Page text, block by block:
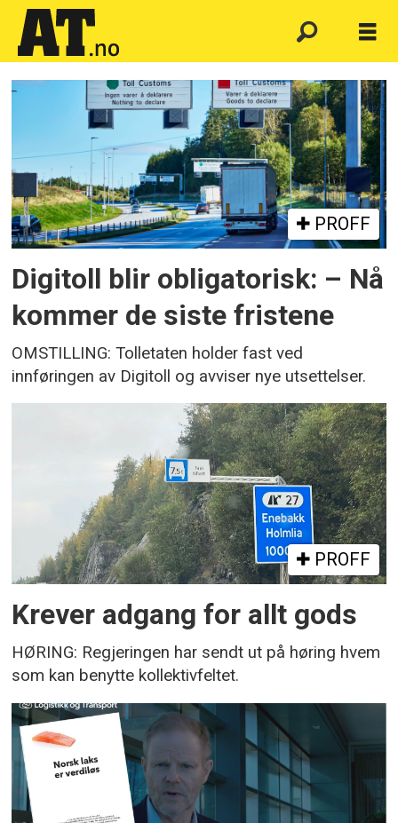
Emne:
nho
logistikk
og
transport
PROFF
Digitoll blir obligatorisk: – Nå
kommer de siste fristene
OMSTILLING: Tolletaten holder fast ved
innføringen av Digitoll og avviser nye utsettelser.
PROFF
Krever adgang for allt gods
HØRING: Regjeringen har sendt ut på høring hvem
som kan benytte kollektivfeltet.